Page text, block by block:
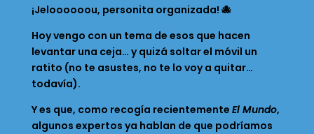
¡Jeloooooou, personita organizada! 🐙
Hoy vengo con un tema de esos que hacen
levantar una ceja… y quizá soltar el móvil un
ratito (no te asustes, no te lo voy a quitar…
todavía).
Y es que, como recogía recientemente El Mundo,
algunos expertos ya hablan de que podríamos